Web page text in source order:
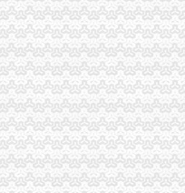
工资清欠工作
次全委会精
开民营中介组织发展环境研讨会
销税务长专访
设 深入造网上服务办事平台
产业发展优惠政策
商局长会议精
司
局办公室主任会议精